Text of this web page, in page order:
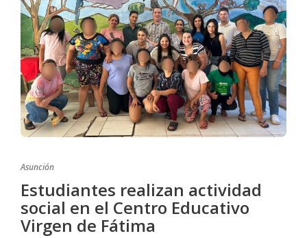
Asunción
Estudiantes realizan actividad
social en el Centro Educativo
Virgen de Fátima